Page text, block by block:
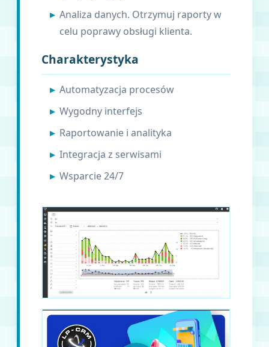
Analiza danych. Otrzymuj raporty w
celu poprawy obsługi klienta.
Charakterystyka
Automatyzacja procesów
Wygodny interfejs
Raportowanie i analityka
Integracja z serwisami
Wsparcie 24/7